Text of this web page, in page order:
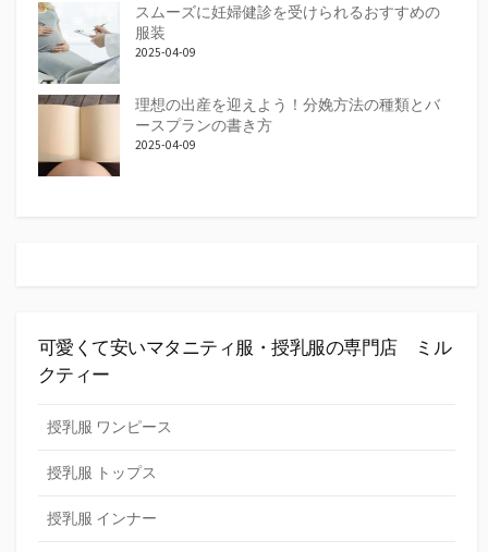
スムーズに妊婦健診を受けられるおすすめの
服装
2025-04-09
理想の出産を迎えよう！分娩方法の種類とバ
ースプランの書き方
2025-04-09
可愛くて安いマタニティ服・授乳服の専門店 ミル
クティー
授乳服 ワンピース
授乳服 トップス
授乳服 インナー